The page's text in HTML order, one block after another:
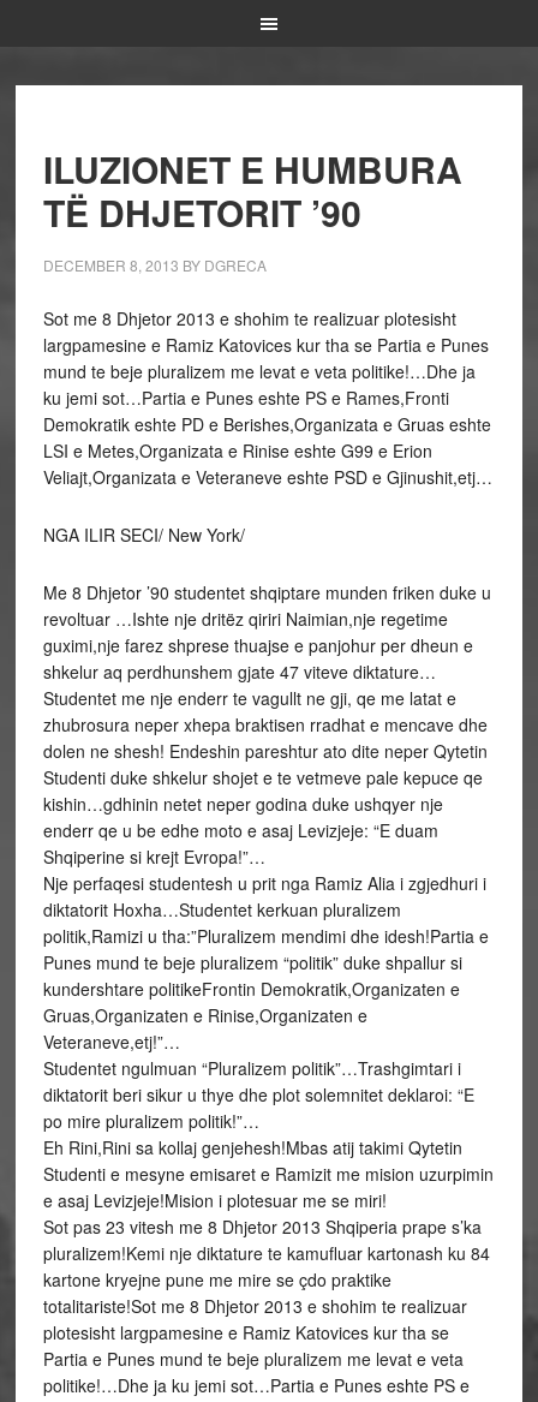
ILUZIONET E HUMBURA
TË DHJETORIT ’90
DECEMBER 8, 2013 BY DGRECA
Sot me 8 Dhjetor 2013 e shohim te realizuar plotesisht
largpamesine e Ramiz Katovices kur tha se Partia e Punes
mund te beje pluralizem me levat e veta politike!…Dhe ja
ku jemi sot…Partia e Punes eshte PS e Rames,Fronti
Demokratik eshte PD e Berishes,Organizata e Gruas eshte
LSI e Metes,Organizata e Rinise eshte G99 e Erion
Veliajt,Organizata e Veteraneve eshte PSD e Gjinushit,etj…
NGA ILIR SECI/ New York/
Me 8 Dhjetor ’90 studentet shqiptare munden friken duke u
revoltuar …Ishte nje dritëz qiriri Naimian,nje regetime
guximi,nje farez shprese thuajse e panjohur per dheun e
shkelur aq perdhunshem gjate 47 viteve diktature…
Studentet me nje enderr te vagullt ne gji, qe me latat e
zhubrosura neper xhepa braktisen rradhat e mencave dhe
dolen ne shesh! Endeshin pareshtur ato dite neper Qytetin
Studenti duke shkelur shojet e te vetmeve pale kepuce qe
kishin…gdhinin netet neper godina duke ushqyer nje
enderr qe u be edhe moto e asaj Levizjeje: “E duam
Shqiperine si krejt Evropa!”…
Nje perfaqesi studentesh u prit nga Ramiz Alia i zgjedhuri i
diktatorit Hoxha…Studentet kerkuan pluralizem
politik,Ramizi u tha:”Pluralizem mendimi dhe idesh!Partia e
Punes mund te beje pluralizem “politik” duke shpallur si
kundershtare politikeFrontin Demokratik,Organizaten e
Gruas,Organizaten e Rinise,Organizaten e
Veteraneve,etj!”…
Studentet ngulmuan “Pluralizem politik”…Trashgimtari i
diktatorit beri sikur u thye dhe plot solemnitet deklaroi: “E
po mire pluralizem politik!”…
Eh Rini,Rini sa kollaj genjehesh!Mbas atij takimi Qytetin
Studenti e mesyne emisaret e Ramizit me mision uzurpimin
e asaj Levizjeje!Mision i plotesuar me se miri!
Sot pas 23 vitesh me 8 Dhjetor 2013 Shqiperia prape s’ka
pluralizem!Kemi nje diktature te kamufluar kartonash ku 84
kartone kryejne pune me mire se çdo praktike
totalitariste!Sot me 8 Dhjetor 2013 e shohim te realizuar
plotesisht largpamesine e Ramiz Katovices kur tha se
Partia e Punes mund te beje pluralizem me levat e veta
politike!…Dhe ja ku jemi sot…Partia e Punes eshte PS e